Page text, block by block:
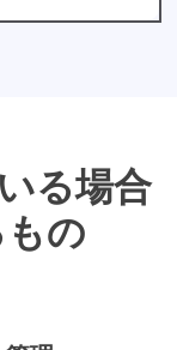
る場合
の